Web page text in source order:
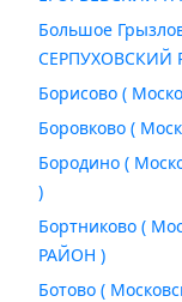
Большое
СЕРПУХОВСКИЙ
Борисово (
Боровково (
Бородино (
)
Бортниково (
РАЙОН )
Ботово (